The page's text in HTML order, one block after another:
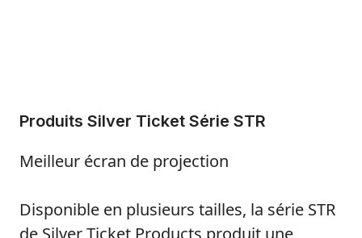
Produits Silver Ticket Série STR
Meilleur écran de projection
Disponible en plusieurs tailles, la série STR
de Silver Ticket Products produit une